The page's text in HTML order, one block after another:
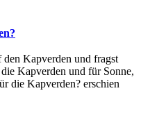
Kapverden und fragst
Kapverden und für Sonne,
die Kapverden? erschien